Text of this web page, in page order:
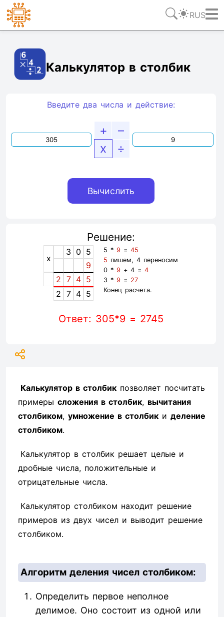
RUS
Калькулятор в столбик
Введите два числа и действие:
+
–
x
÷
Решение:
x
3 0 5
9
2 7 4 5
2 7 4 5
5 *9 =45
5 пишем, 4 переносим
0 *9 + 4 =4
3 *9 = 27
Конец расчета.
Ответ: 305*9 = 2745
Калькулятор в столбик позволяет посчитать
примеры сложения в столбик, вычитания
столбиком, умножение в столбик и деление
столбиком.
Калькулятор в столбик решает целые и
дробные числа, положительные и
отрицательные числа.
Калькулятор столбиком находит решение
примеров из двух чисел и выводит решение
столбиком.
Алгоритм деления чисел столбиком:
Определить первое неполное
делимое. Оно состоит из одной или